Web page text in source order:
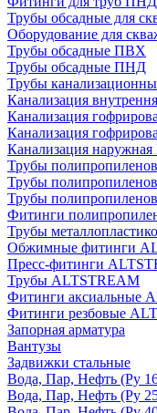
Трубы обсадные для
Оборудование для
Трубы обсадные ПВХ
Трубы обсадные ПНД
Трубы
Канализация
Канализация
Канализация
Канализация
Трубы
Трубы
Трубы
Фитинги
Трубы
Обжимные фитинги
Пресс-фитинги
Трубы ALTSTREAM
Фитинги аксиальные
Фитинги резбовые
Запорная арматура
Вантузы
Задвижки стальные
Вода, Пар, Нефть (Ру
Вода, Пар, Нефть (Ру